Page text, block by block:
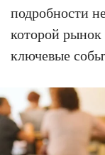
подробности
которой рынок
ключевые